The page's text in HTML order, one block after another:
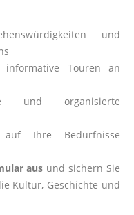
und
informative Touren an
und organisierte
auf Ihre Bedürfnisse
aus und sichern Sie
Kultur, Geschichte und